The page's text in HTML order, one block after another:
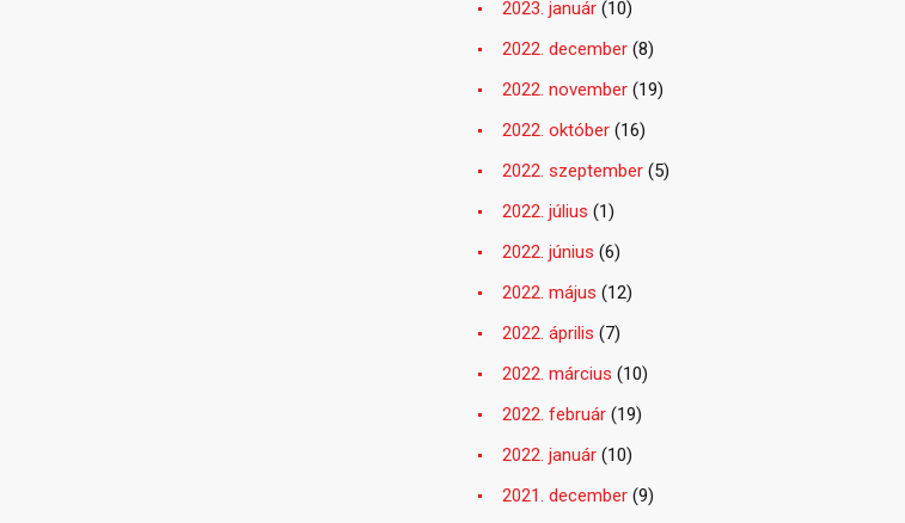
2023. január (10)
2022. december (8)
2022. november (19)
2022. október (16)
2022. szeptember (5)
2022. július (1)
2022. június (6)
2022. május (12)
2022. április (7)
2022. március (10)
2022. február (19)
2022. január (10)
2021. december (9)